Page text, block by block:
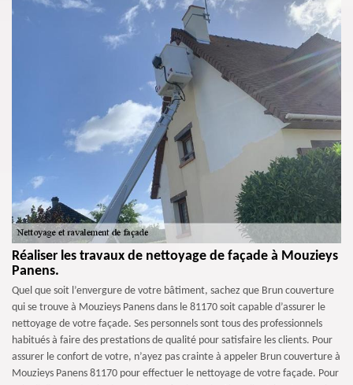
Réaliser les travaux de nettoyage de façade à Mouzieys
Panens.
Quel que soit l’envergure de votre bâtiment, sachez que Brun couverture
qui se trouve à Mouzieys Panens dans le 81170 soit capable d’assurer le
nettoyage de votre façade. Ses personnels sont tous des professionnels
habitués à faire des prestations de qualité pour satisfaire les clients. Pour
assurer le confort de votre, n’ayez pas crainte à appeler Brun couverture à
Mouzieys Panens 81170 pour effectuer le nettoyage de votre façade. Pour